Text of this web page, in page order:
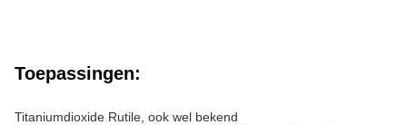
Toepassingen:
Titaniumdioxide Rutile, ook wel bekend